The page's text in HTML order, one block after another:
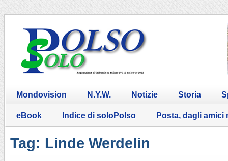
Mondovision N.Y.W. Notizie Storia
eBook Indice di soloPolso Posta, dagli amici
Tag: Linde Werdelin